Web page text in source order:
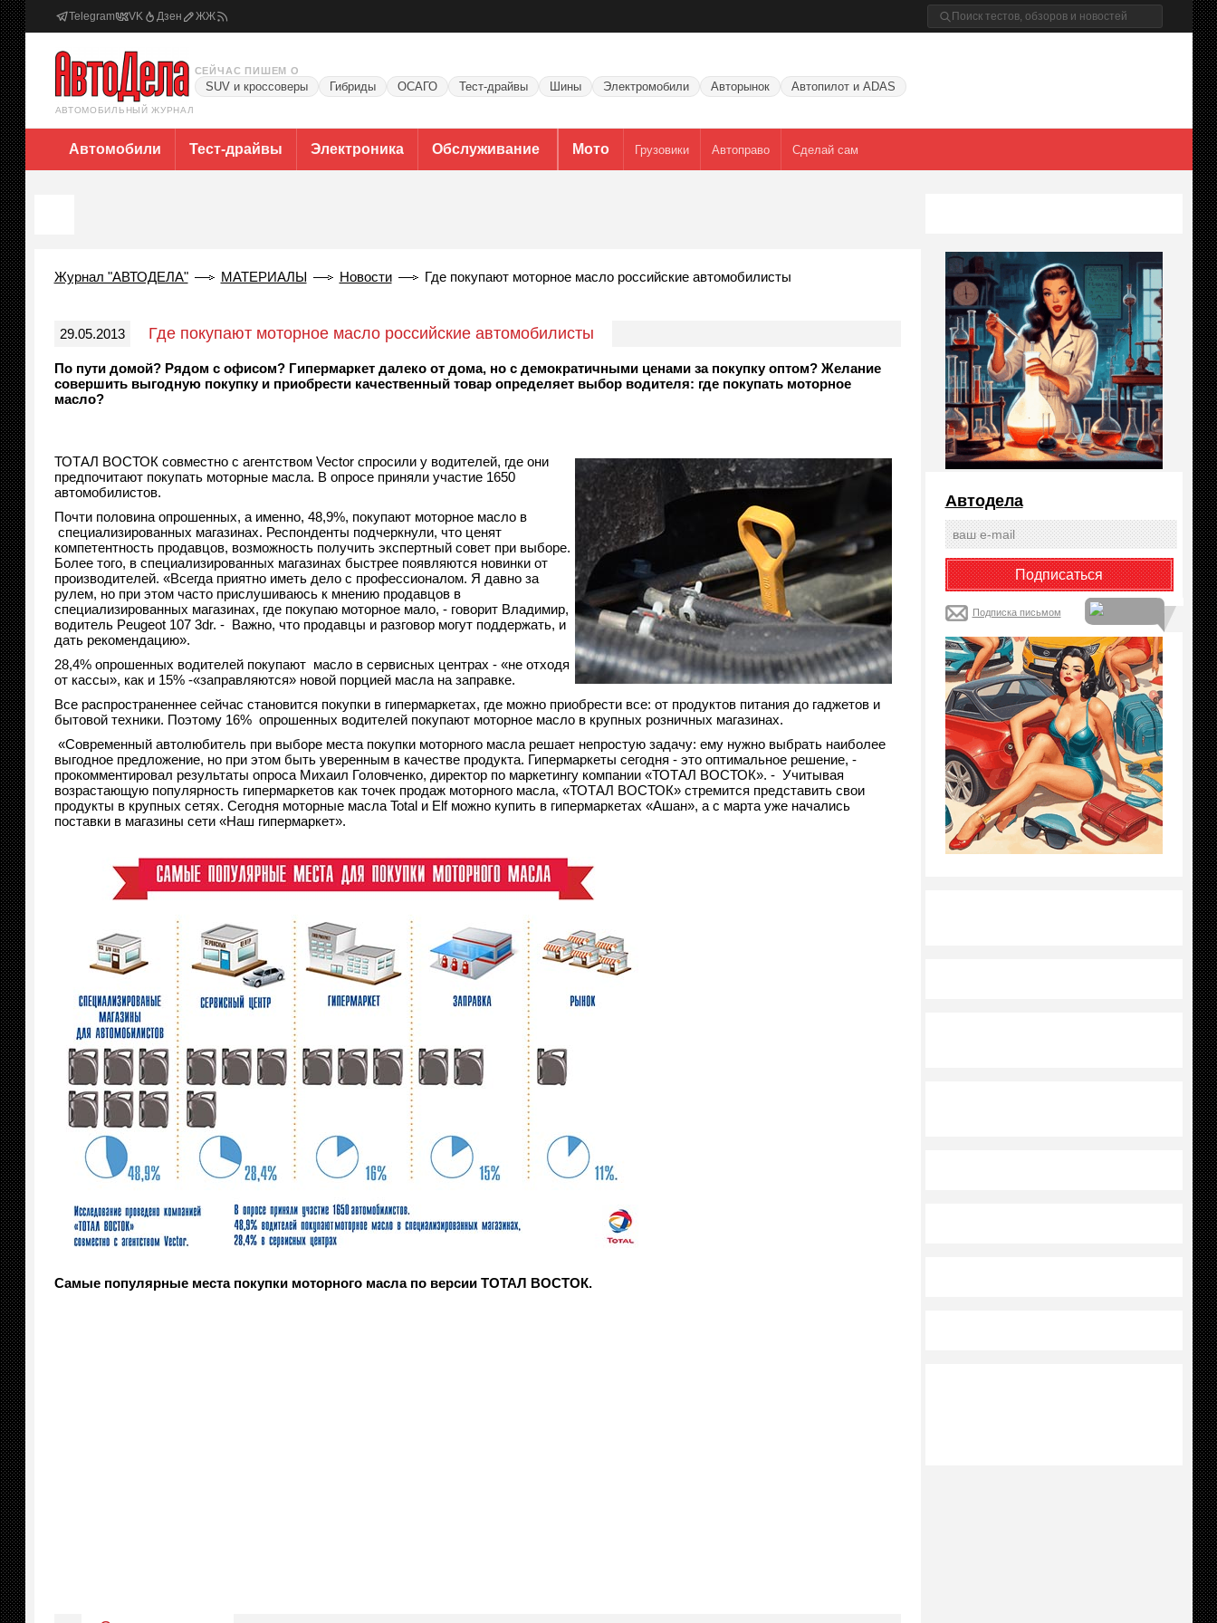
Telegram VK Дзен ЖЖ
АВТОМОБИЛЬНЫЙ ЖУРНАЛ
СЕЙЧАС ПИШЕМ О
SUV и кроссоверы Гибриды ОСАГО Тест-драйвы Шины Электромобили Авторынок Автопилот и ADAS
Автомобили Тест-драйвы Электроника Обслуживание Мото Грузовики Автоправо Сделай сам
Журнал "АВТОДЕЛА" МАТЕРИАЛЫ Новости Где покупают моторное масло российские автомобилисты
29.05.2013 Где покупают моторное масло российские автомобилисты
По пути домой? Рядом с офисом? Гипермаркет далеко от дома, но с демократичными ценами за покупку оптом? Желание
совершить выгодную покупку и приобрести качественный товар определяет выбор водителя: где покупать моторное
масло?
ТОТАЛ ВОСТОК совместно с агентством Vector спросили у водителей, где они
предпочитают покупать моторные масла. В опросе приняли участие 1650
автомобилистов.
Почти половина опрошенных, а именно, 48,9%, покупают моторное масло в
специализированных магазинах. Респонденты подчеркнули, что ценят
компетентность продавцов, возможность получить экспертный совет при выборе.
Более того, в специализированных магазинах быстрее появляются новинки от
производителей. «Всегда приятно иметь дело с профессионалом. Я давно за
рулем, но при этом часто прислушиваюсь к мнению продавцов в
специализированных магазинах, где покупаю моторное мало, - говорит Владимир,
водитель Peugeot 107 3dr. - Важно, что продавцы и разговор могут поддержать, и
дать рекомендацию».
28,4% опрошенных водителей покупают масло в сервисных центрах - «не отходя
от кассы», как и 15% -«заправляются» новой порцией масла на заправке.
Все распространеннее сейчас становится покупки в гипермаркетах, где можно приобрести все: от продуктов питания до гаджетов и
бытовой техники. Поэтому 16% опрошенных водителей покупают моторное масло в крупных розничных магазинах.
«Современный автолюбитель при выборе места покупки моторного масла решает непростую задачу: ему нужно выбрать наиболее
выгодное предложение, но при этом быть уверенным в качестве продукта. Гипермаркеты сегодня - это оптимальное решение, -
прокомментировал результаты опроса Михаил Головченко, директор по маркетингу компании «ТОТАЛ ВОСТОК». - Учитывая
возрастающую популярность гипермаркетов как точек продаж моторного масла, «ТОТАЛ ВОСТОК» стремится представить свои
продукты в крупных сетях. Сегодня моторные масла Total и Elf можно купить в гипермаркетах «Ашан», а с марта уже начались
поставки в магазины сети «Наш гипермаркет».
Самые популярные места покупки моторного масла по версии ТОТАЛ ВОСТОК.
Автодела
Подписка письмом